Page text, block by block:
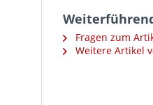
Fragen zum
Weitere Artikel